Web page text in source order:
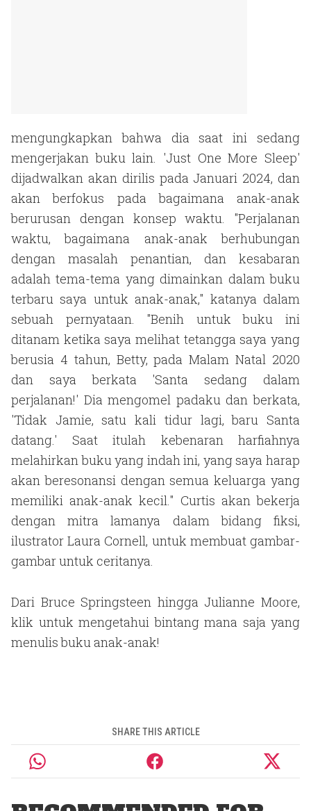
mengungkapkan bahwa dia saat ini sedang
mengerjakan buku lain. 'Just One More Sleep'
dijadwalkan akan dirilis pada Januari 2024, dan
akan berfokus pada bagaimana anak-anak
berurusan dengan konsep waktu. "Perjalanan
waktu, bagaimana anak-anak berhubungan
dengan masalah penantian, dan kesabaran
adalah tema-tema yang dimainkan dalam buku
terbaru saya untuk anak-anak," katanya dalam
sebuah pernyataan. "Benih untuk buku ini
ditanam ketika saya melihat tetangga saya yang
berusia 4 tahun, Betty, pada Malam Natal 2020
dan saya berkata 'Santa sedang dalam
perjalanan!' Dia mengomel padaku dan berkata,
'Tidak Jamie, satu kali tidur lagi, baru Santa
datang.' Saat itulah kebenaran harfiahnya
melahirkan buku yang indah ini, yang saya harap
akan beresonansi dengan semua keluarga yang
memiliki anak-anak kecil." Curtis akan bekerja
dengan mitra lamanya dalam bidang fiksi,
ilustrator Laura Cornell, untuk membuat gambar-
gambar untuk ceritanya.
Dari Bruce Springsteen hingga Julianne Moore,
klik untuk mengetahui bintang mana saja yang
menulis buku anak-anak!
SHARE THIS ARTICLE